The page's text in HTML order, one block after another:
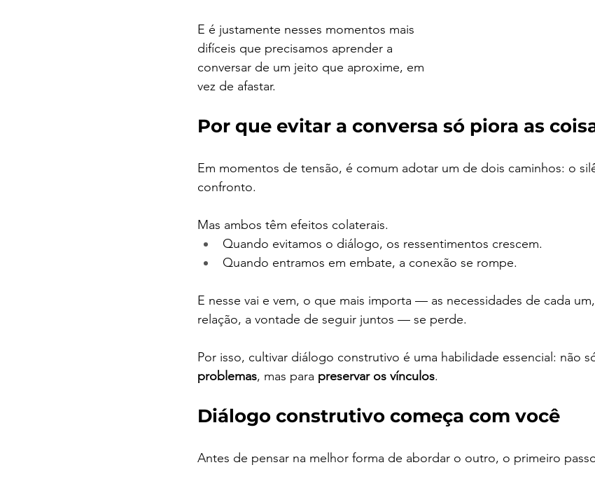
E é justamente nesses momentos mais
difíceis que precisamos aprender a
conversar de um jeito que aproxime, em
vez de afastar.
Por que evitar a conversa só piora as
Em momentos de tensão, é comum adotar um de dois caminhos: o
confronto.
Mas ambos têm efeitos colaterais.
Quando evitamos o diálogo, os ressentimentos crescem.
Quando entramos em embate, a conexão se rompe.
E nesse vai e vem, o que mais importa — as necessidades de cada
relação, a vontade de seguir juntos — se perde.
Por isso, cultivar diálogo construtivo é uma habilidade essencial: não
problemas, mas para preservar os vínculos.
Diálogo construtivo começa com você
Antes de pensar na melhor forma de abordar o outro, o primeiro